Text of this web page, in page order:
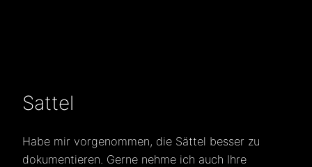
Sattel
Habe mir vorgenommen, die Sättel besser zu
dokumentieren. Gerne nehme ich auch Ihre